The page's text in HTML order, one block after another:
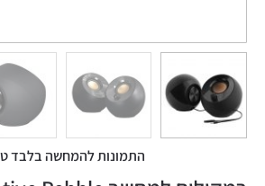
התמונות להמחשה בלבד ט.ל.ח